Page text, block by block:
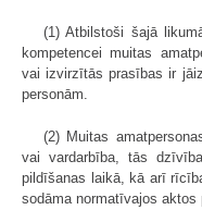
(1) Atbilstoši šajā
kompetencei muitas
vai izvirzītās prasības ir
personām.
(2) Muitas
vai vardarbība, tās
pildīšanas laikā, kā arī
sodāma normatīvajos aktos